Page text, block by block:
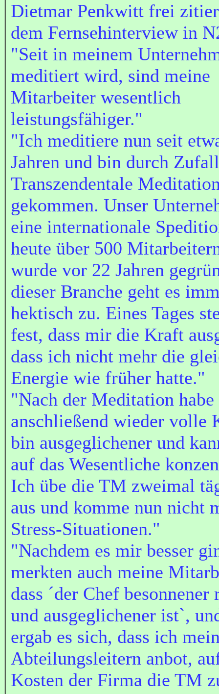
Dietmar Penkwitt frei
dem Fernsehinterview in
"Seit in meinem
meditiert wird, sind meine
Mitarbeiter wesentlich
leistungsfähiger."
"Ich meditiere nun seit
Jahren und bin durch
Transzendentale
gekommen. Unser
eine internationale
heute über 500
wurde vor 22 Jahren
dieser Branche geht es
hektisch zu. Eines Tages
fest, dass mir die Kraft
dass ich nicht mehr die
Energie wie früher hatte."
"Nach der Meditation
anschließend wieder volle
bin ausgeglichener und
auf das Wesentliche
Ich übe die TM zweimal
aus und komme nun nicht
Stress-Situationen."
"Nachdem es mir besser
merkten auch meine
dass ´der Chef besonnener
und ausgeglichener ist`,
ergab es sich, dass ich
Abteilungsleitern anbot,
Kosten der Firma die TM